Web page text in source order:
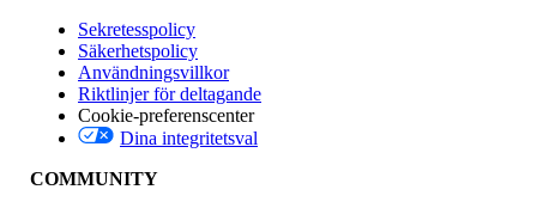
Sekretesspolicy
Säkerhetspolicy
Användningsvillkor
Riktlinjer för deltagande
Cookie-preferenscenter
Dina integritetsval
COMMUNITY